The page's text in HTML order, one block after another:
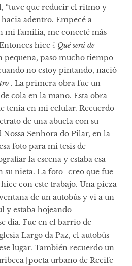
“tuve que reducir el ritmo y
adentro. Empecé a
mi familia, me conecté más
hice ¿ Qué será de
pequeña, paso mucho tiempo
no estoy pintando, nació
. La primera obra fue un
cola en la mano. Esta obra
tenía en mi celular. Recuerdo
de una abuela con su
Senhora do Pilar, en la
foto para mi tesis de
la escena y estaba esa
su nieta. La foto -creo que fue
con este trabajo. Una pieza
de un autobús y vi a un
y estaba hojeando
día. Fue en el barrio de
Largo da Paz, el autobús
lugar. También recuerdo un
[poeta urbano de Recife